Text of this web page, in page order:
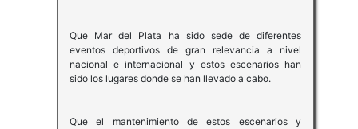
Que Mar del Plata ha sido sede de diferentes
eventos deportivos de gran relevancia a nivel
nacional e internacional y estos escenarios han
sido los lugares donde se han llevado a cabo.
Que el mantenimiento de estos escenarios y